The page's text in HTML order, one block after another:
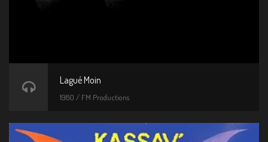
Lagué Moin
1980 / FM Productions